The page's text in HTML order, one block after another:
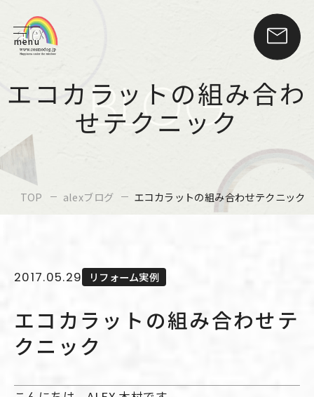
menu
BLOG
エコカラットの組み合わ
せテクニック
TOP alexブログ エコカラットの組み合わせテクニック
2017.05.29 リフォーム実例
エコカラットの組み合わせテ
クニック